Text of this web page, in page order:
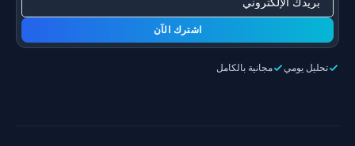
اشترك الآن
تحليل يومي مجانية بالكامل